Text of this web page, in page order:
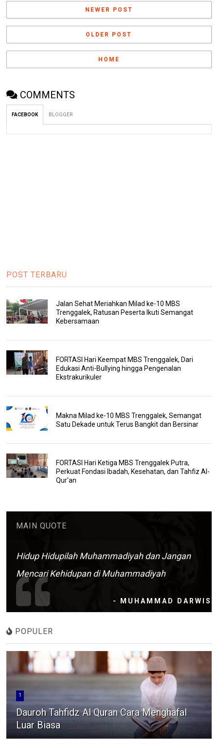
NEWER POST
OLDER POST
HOME
COMMENTS
FACEBOOK BLOGGER
POST TERBARU
Jalan Sehat Meriahkan Milad ke-10 MBS
Trenggalek, Ratusan Peserta Ikuti Semangat
Kebersamaan
FORTASI Hari Keempat MBS Trenggalek, Dari
Edukasi Anti-Bullying hingga Pengenalan
Ekstrakurikuler
Makna Milad ke-10 MBS Trenggalek, Semangat
Satu Dekade untuk Terus Bangkit dan Bersinar
FORTASI Hari Ketiga MBS Trenggalek Putra,
Perkuat Fondasi Ibadah, Kesehatan, dan Tahfiz Al-
Qur'an
MAIN QUOTE
Hidup Hidupilah Muhammadiyah dan Jangan
Mencari Kehidupan di Muhammadiyah
- MUHAMMAD DARWIS
POPULER
1
Dauroh Tahfidz Al Quran Cara Menghafal
Luar Biasa